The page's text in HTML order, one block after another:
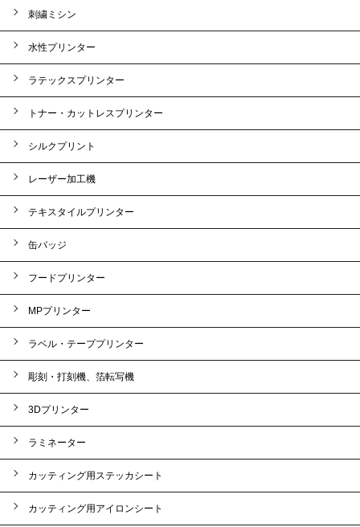
刺繍ミシン
水性プリンター
ラテックスプリンター
トナー・カットレスプリンター
シルクプリント
レーザー加工機
テキスタイルプリンター
缶バッジ
フードプリンター
MPプリンター
ラベル・テーププリンター
彫刻・打刻機、箔転写機
3Dプリンター
ラミネーター
カッティング用ステッカシート
カッティング用アイロンシート